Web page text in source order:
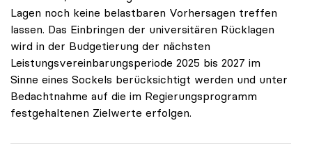
Lagen noch keine belastbaren Vorhersagen treffen
lassen. Das Einbringen der universitären Rücklagen
wird in der Budgetierung der nächsten
Leistungsvereinbarungsperiode 2025 bis 2027 im
Sinne eines Sockels berücksichtigt werden und unter
Bedachtnahme auf die im Regierungsprogramm
festgehaltenen Zielwerte erfolgen.